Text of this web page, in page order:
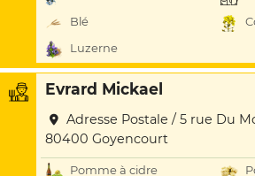
Blé
Luzerne
Evrard Mickael
Adresse Postale / 5 rue Du
80400 Goyencourt
Pomme à cidre